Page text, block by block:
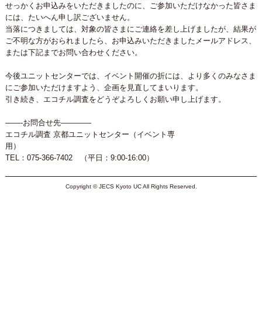
せっかくお申込みをいただきましたのに、ご参加いただけなかった皆さま
には、たいへん申し訳ございません。
当落につきましては、対象の皆さまにご連絡を差し上げましたが、結果が
ご不明な方がおられましたら、お申込みいただきましたメールアドレス、
または下記までお問い合わせください。
今後ユニットセンターでは、イベント開催の折には、より多くのみなさま
にご参加いただけ ますよう、企画を見直してまいります。
引き続き、エコチル調査をどうぞよろしくお願い申し上げます。
——-お問合せ先————
エコチル調査 京都ユニットセンター（イベント専
用）
TEL：075-366-7402 （平日：9:00-16:00）
Copyright © JECS Kyoto UC All Rights Reserved.